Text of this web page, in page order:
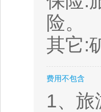
险。
其它:
费用不包含
1、旅